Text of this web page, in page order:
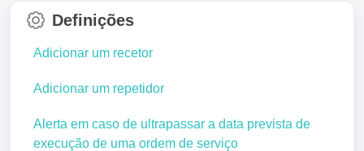
Definições
Adicionar um recetor
Adicionar um repetidor
Alerta em caso de ultrapassar a data prevista de
execução de uma ordem de serviço